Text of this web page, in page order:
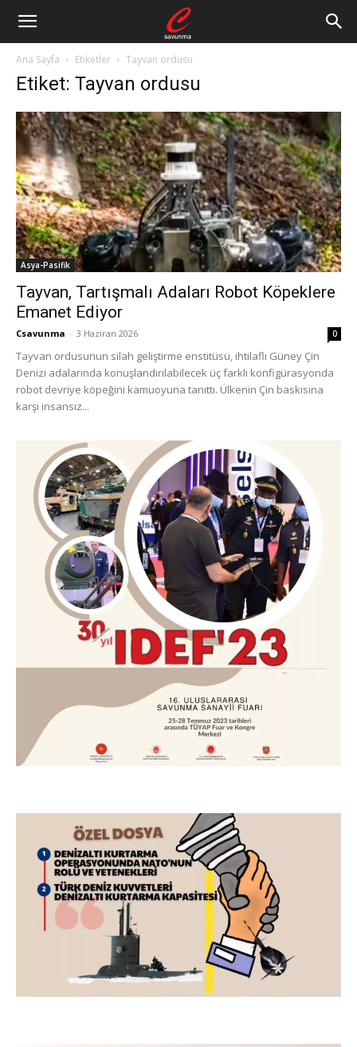
Ana Sayfa Etiketler Tayvan ordusu
Etiket: Tayvan ordusu
Asya-Pasifik
Tayvan, Tartışmalı Adaları Robot Köpeklere
Emanet Ediyor
Csavunma - 3 Haziran 2026 0
Tayvan ordusunun silah geliştirme enstitüsü, ihtilaflı Güney Çin
Denizi adalarında konuşlandırılabilecek üç farklı konfigürasyonda
robot devriye köpeğini kamuoyuna tanıttı. Ülkenin Çin baskısına
karşı insansız...